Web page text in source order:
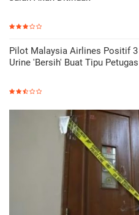
Pilot Malaysia Airlines Positif
Urine 'Bersih' Buat Tipu Petugas